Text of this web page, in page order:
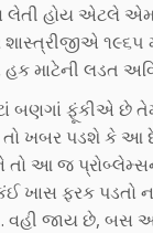
લેતી હોય એટલે
શાસ્ત્રીજીએ
હક માટેની લડત
બણગાં ફૂંકીએ
તો ખબર પડશે
આ જ
ફરક પડતો
જાય છે, બસ